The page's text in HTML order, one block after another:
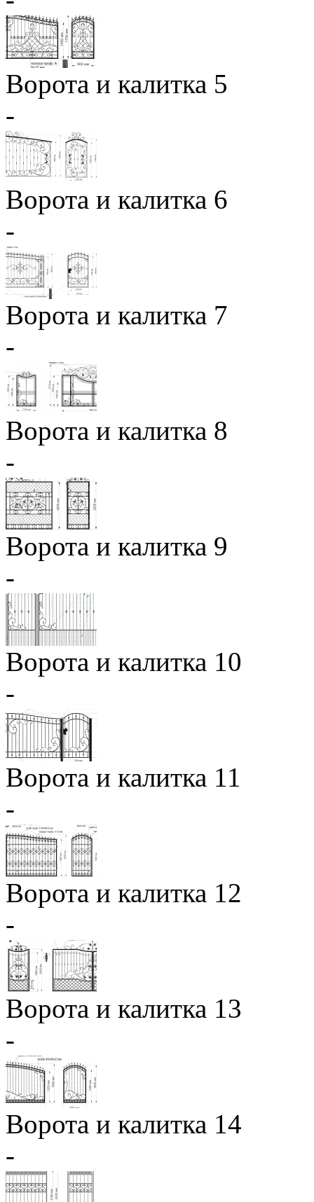
Ворота и калитка 5
-
Ворота и калитка 6
-
Ворота и калитка 7
-
Ворота и калитка 8
-
Ворота и калитка 9
-
Ворота и калитка 10
-
Ворота и калитка 11
-
Ворота и калитка 12
-
Ворота и калитка 13
-
Ворота и калитка 14
-